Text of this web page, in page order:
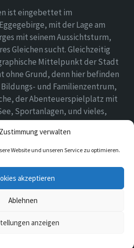
verwalten
Website und unseren Service zu optimieren.
akzeptieren
Ablehnen
anzeigen
ist eingebettet im
mit der Lage am
mit seinem Aussichtsturm,
Gleichen sucht. Gleichzeitig
Mittelpunkt der Stadt
ohne Grund, denn hier befinden
und Familienzentrum,
der Abenteuerspielplatz mit
Sportanlagen, und vieles,
findet ihr hier auf